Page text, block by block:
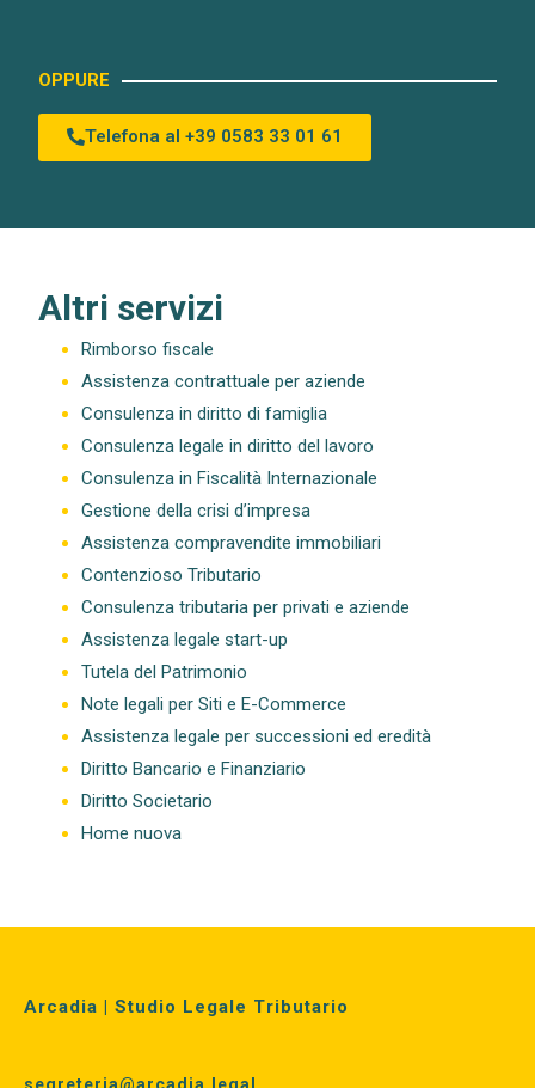
OPPURE
Telefona al +39 0583 33 01 61
Altri servizi
Rimborso fiscale
Assistenza contrattuale per aziende
Consulenza in diritto di famiglia
Consulenza legale in diritto del lavoro
Consulenza in Fiscalità Internazionale
Gestione della crisi d’impresa
Assistenza compravendite immobiliari
Contenzioso Tributario
Consulenza tributaria per privati e aziende
Assistenza legale start-up
Tutela del Patrimonio
Note legali per Siti e E-Commerce
Assistenza legale per successioni ed eredità
Diritto Bancario e Finanziario
Diritto Societario
Home nuova
Arcadia | Studio Legale Tributario